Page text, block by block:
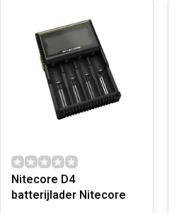
Nitecore D4
batterijlader Nitecore